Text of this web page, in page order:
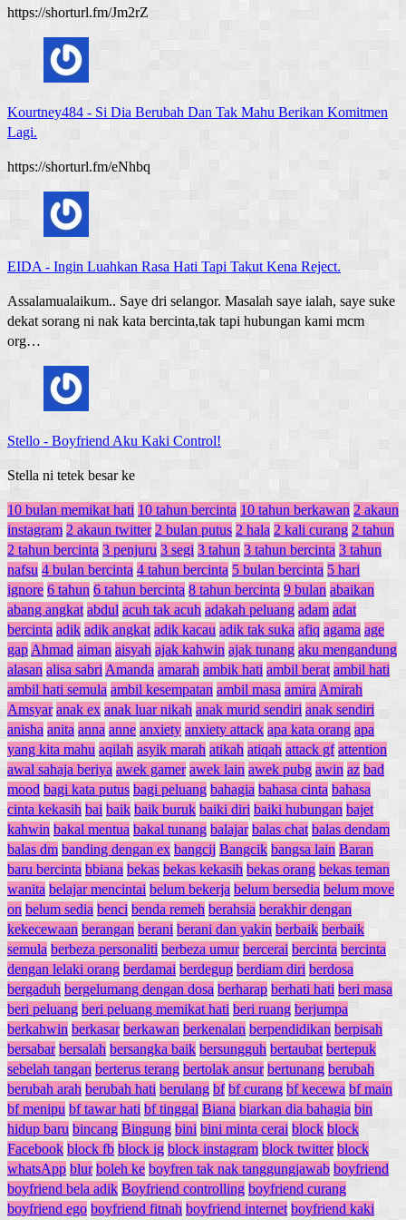
https://shorturl.fm/Jm2rZ
Kourtney484 - Si Dia Berubah Dan Tak Mahu Berikan Komitmen
Lagi.
https://shorturl.fm/eNhbq
EIDA - Ingin Luahkan Rasa Hati Tapi Takut Kena Reject.
Assalamualaikum.. Saye dri selangor. Masalah saye ialah, saye suke
dekat sorang ni nak kata bercinta,tak tapi hubungan kami mcm
org…
Stello - Boyfriend Aku Kaki Control!
Stella ni tetek besar ke
10 bulan memikat hati 10 tahun bercinta 10 tahun berkawan 2 akaun
instagram 2 akaun twitter 2 bulan putus 2 hala 2 kali curang 2 tahun
2 tahun bercinta 3 penjuru 3 segi 3 tahun 3 tahun bercinta 3 tahun
nafsu 4 bulan bercinta 4 tahun bercinta 5 bulan bercinta 5 hari
ignore 6 tahun 6 tahun bercinta 8 tahun bercinta 9 bulan abaikan
abang angkat abdul acuh tak acuh adakah peluang adam adat
bercinta adik adik angkat adik kacau adik tak suka afiq agama age
gap Ahmad aiman aisyah ajak kahwin ajak tunang aku mengandung
alasan alisa sabri Amanda amarah ambik hati ambil berat ambil hati
ambil hati semula ambil kesempatan ambil masa amira Amirah
Amsyar anak ex anak luar nikah anak murid sendiri anak sendiri
anisha anita anna anne anxiety anxiety attack apa kata orang apa
yang kita mahu aqilah asyik marah atikah atiqah attack gf attention
awal sahaja beriya awek gamer awek lain awek pubg awin az bad
mood bagi kata putus bagi peluang bahagia bahasa cinta bahasa
cinta kekasih bai baik baik buruk baiki diri baiki hubungan bajet
kahwin bakal mentua bakal tunang balajar balas chat balas dendam
balas dm banding dengan ex bangcij Bangcik bangsa lain Baran
baru bercinta bbiana bekas bekas kekasih bekas orang bekas teman
wanita belajar mencintai belum bekerja belum bersedia belum move
on belum sedia benci benda remeh berahsia berakhir dengan
kekecewaan berangan berani berani dan yakin berbaik berbaik
semula berbeza personaliti berbeza umur bercerai bercinta bercinta
dengan lelaki orang berdamai berdegup berdiam diri berdosa
bergaduh bergelumang dengan dosa berharap berhati hati beri masa
beri peluang beri peluang memikat hati beri ruang berjumpa
berkahwin berkasar berkawan berkenalan berpendidikan berpisah
bersabar bersalah bersangka baik bersungguh bertaubat bertepuk
sebelah tangan berterus terang bertolak ansur bertunang berubah
berubah arah berubah hati berulang bf bf curang bf kecewa bf main
bf menipu bf tawar hati bf tinggal Biana biarkan dia bahagia bin
hidup baru bincang Bingung bini bini minta cerai block block
Facebook block fb block ig block instagram block twitter block
whatsApp blur boleh ke boyfren tak nak tanggungjawab boyfriend
boyfriend bela adik Boyfriend controlling boyfriend curang
boyfriend ego boyfriend fitnah boyfriend internet boyfriend kaki